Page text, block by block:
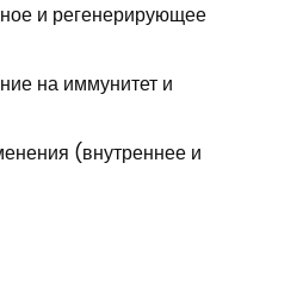
и регенерирующее
на иммунитет и
(внутреннее и